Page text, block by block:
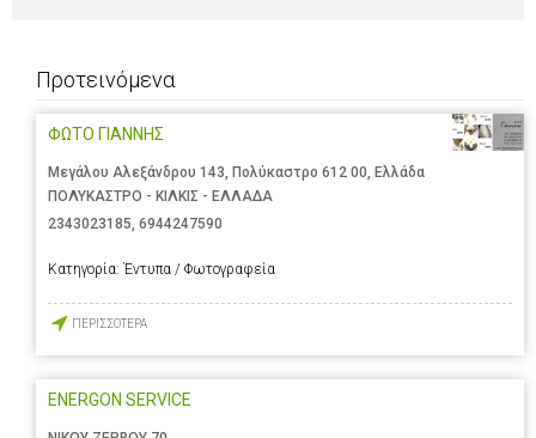
Προτεινόμενα
ΦΩΤΟ ΓΙΑΝΝΗΣ
Μεγάλου Αλεξάνδρου 143, Πολύκαστρο 612 00, Ελλάδα
ΠΟΛΥΚΑΣΤΡΟ - ΚΙΛΚΙΣ - ΕΛΛΑΔΑ
2343023185, 6944247590
Κατηγορία: Έντυπα / Φωτογραφεία
ΠΕΡΙΣΣΟΤΕΡΑ
ENERGON SERVICE